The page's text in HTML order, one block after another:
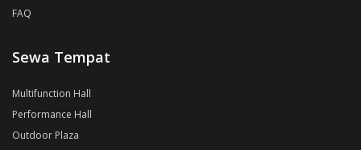
FAQ
Sewa Tempat
Multifunction Hall
Performance Hall
Outdoor Plaza